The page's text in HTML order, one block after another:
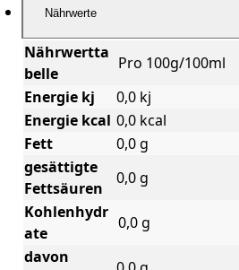
Nährwerte
Nährwertta
belle
Pro 100g/100ml
Energie kj
0,0 kj
Energie kcal 0,0 kcal
Fett
0,0 g
gesättigte
Fettsäuren
0,0 g
Kohlenhydr
ate
0,0 g
davon